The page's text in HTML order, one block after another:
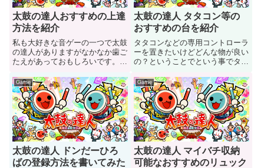
太鼓の達人おすすめの上達
方法を紹介
私も大好きな音ゲーの一つで太鼓
の達人がありますがなかなか歯ご
たえがあっておもしろいです。今
法を紹介していきます。十段位し
か地力がないのであまり参考にな
らないかもしれません。ご了承下
さいませ
太鼓の達人 タタコン等の
おすすめの台を紹介
タタコンなどの専用コントローラ
ーを置きたいけどどんな物が良い
の？ということでという事でタタ
て見ました
Game
太鼓の達人 ドンだーひろ
ばの登録方法を書いてみた
Game
太鼓の達人 マイバチ収納
可能なおすすめのリュック